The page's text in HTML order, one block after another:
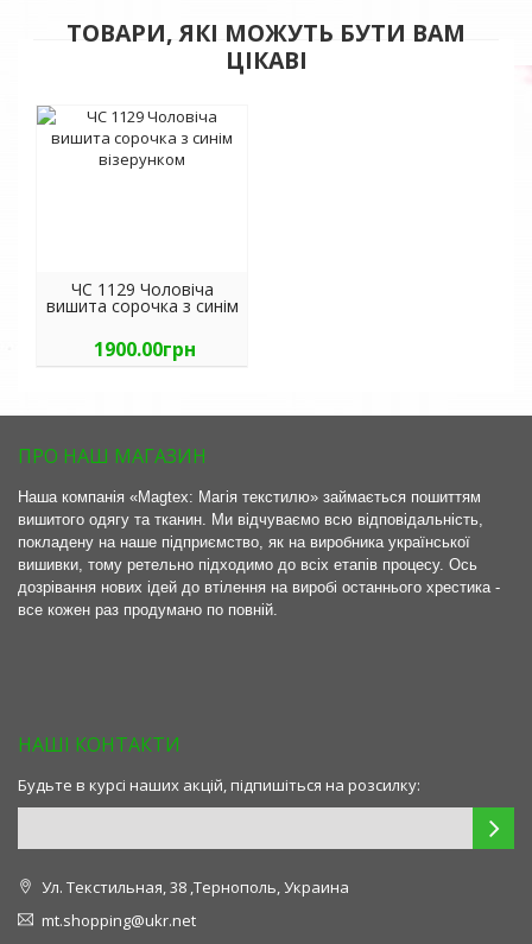
ТОВАРИ, ЯКІ МОЖУТЬ БУТИ ВАМ
ЦІКАВІ
ЧС 1129 Чоловіча
вишита сорочка з синім
візерунком
1900.00грн
ПРО НАШ МАГАЗИН
Наша компанія «Magtex: Магія текстилю» займається пошиттям
вишитого одягу та тканин. Ми відчуваємо всю відповідальність,
покладену на наше підприємство, як на виробника української
вишивки, тому ретельно підходимо до всіх етапів процесу. Ось
дозрівання нових ідей до втілення на виробі останнього хрестика -
все кожен раз продумано по повній.
НАШІ КОНТАКТИ
Будьте в курсі наших акцій, підпишіться на розсилку:
Ул. Текстильная, 38 ,Тернополь, Украина
mt.shopping@ukr.net